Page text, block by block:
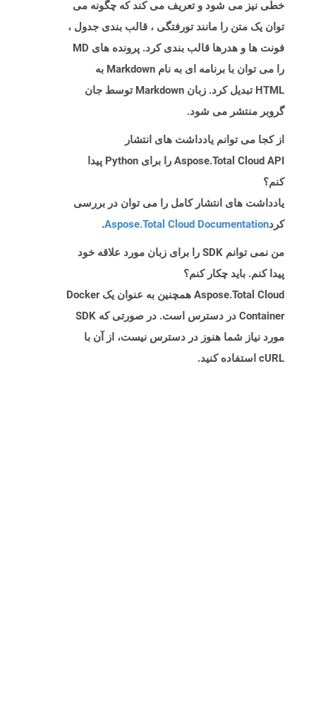
خطی نیز می شود و تعریف می کند که چگونه می
توان یک متن را مانند تورفتگی ، قالب بندی جدول ،
فونت ها و هدرها قالب بندی کرد. پرونده های MD
را می توان با برنامه ای به نام Markdown به
HTML تبدیل کرد. زبان Markdown توسط جان
گروبر منتشر می شود.
از کجا می توانم یادداشت های انتشار
Aspose.Total Cloud API را برای Python پیدا
کنم؟
یادداشت های انتشار کامل را می توان در بررسی
کردAspose.Total Cloud Documentation
.
من نمی توانم SDK را برای زبان مورد علاقه خود
پیدا کنم. باید چکار کنم؟
Aspose.Total Cloud همچنین به عنوان یک Docker
Container در دسترس است. در صورتی که SDK
مورد نیاز شما هنوز در دسترس نیست، از آن با
cURL استفاده کنید.